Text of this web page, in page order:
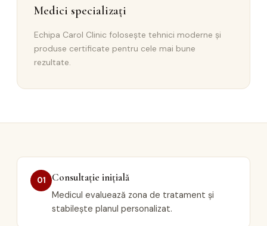
Medici specializați
Echipa Carol Clinic folosește tehnici moderne și
produse certificate pentru cele mai bune
rezultate.
01 Consultație inițială
Medicul evaluează zona de tratament și
stabilește planul personalizat.